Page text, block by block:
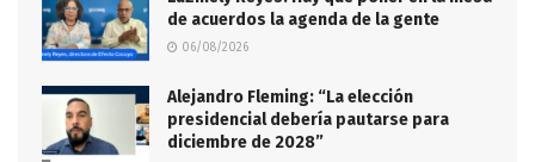
de acuerdos la agenda de la gente
06/08/2026
Alejandro Fleming: “La elección
presidencial debería pautarse para
diciembre de 2028”